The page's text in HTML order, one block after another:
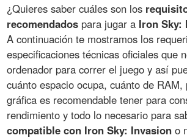
¿Quieres saber cuáles son los
recomendados para jugar a Iron Sky:
A continuación te mostramos los
especificaciones técnicas oficiales que
ordenador para correr el juego y así
cuánto espacio ocupa, cuánto de RAM,
gráfica es recomendable tener para
rendimiento y todo lo necesario para
compatible con Iron Sky: Invasion o